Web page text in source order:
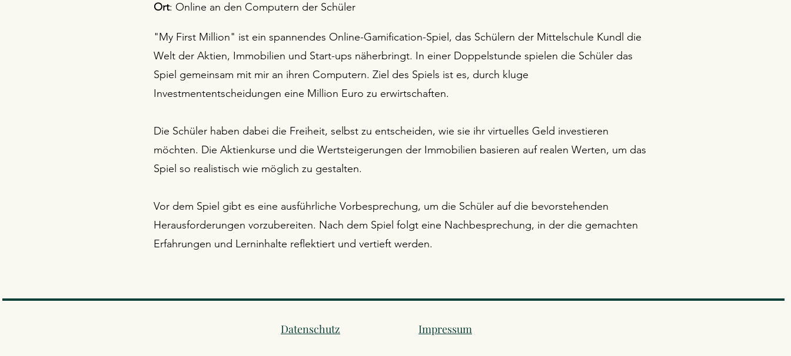
Ort: Online an den Computern der Schüler
"My First Million" ist ein spannendes Online-Gamification-Spiel, das Schülern der Mittelschule Kundl die
Welt der Aktien, Immobilien und Start-ups näherbringt. In einer Doppelstunde spielen die Schüler das
Spiel gemeinsam mit mir an ihren Computern. Ziel des Spiels ist es, durch kluge
Investmententscheidungen eine Million Euro zu erwirtschaften.
Die Schüler haben dabei die Freiheit, selbst zu entscheiden, wie sie ihr virtuelles Geld investieren
möchten. Die Aktienkurse und die Wertsteigerungen der Immobilien basieren auf realen Werten, um das
Spiel so realistisch wie möglich zu gestalten.
Vor dem Spiel gibt es eine ausführliche Vorbesprechung, um die Schüler auf die bevorstehenden
Herausforderungen vorzubereiten. Nach dem Spiel folgt eine Nachbesprechung, in der die gemachten
Erfahrungen und Lerninhalte reflektiert und vertieft werden.
Datenschutz Impressum